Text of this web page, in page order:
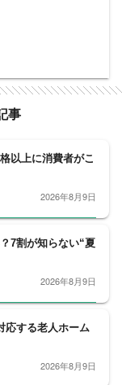
事
以上に消費者がこ
2026年8月9日
7割が知らない“夏
2026年8月9日
応する老人ホーム
2026年8月9日